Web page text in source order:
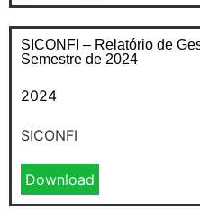
SICONFI – Relatório de
Semestre de 2024
2024
SICONFI
Download